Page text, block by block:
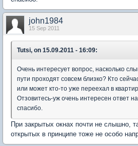
john1984
15 Sep 2011
Tutsi, on 15.09.2011 - 16:09:
Очень интересует вопрос, насколько
пути проходят совсем близко? Кто
или может кто-то уже переехал в
Отзовитесь-уж очень интересен ответ
спасибо.
При закрытых окнах почти не слышно,
открытых в принципе тоже не особо